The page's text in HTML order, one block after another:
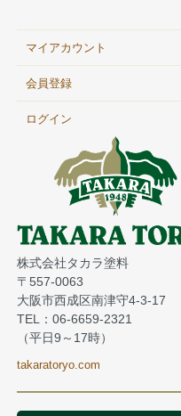
マイアカウント
会員登録
ログイン
株式会社タカラ塗料
〒557-0063
大阪市西成区南津守4-3-17
TEL：06-6659-2321
（平日9～17時）
takaratoryo.com